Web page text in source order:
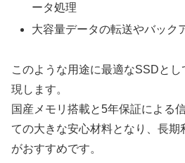
ータ処理
大容量データの転送やバック
このような用途に最適なSSDと
現します。
国産メモリ搭載と5年保証による
ての大きな安心材料となり、長期
がおすすめです。